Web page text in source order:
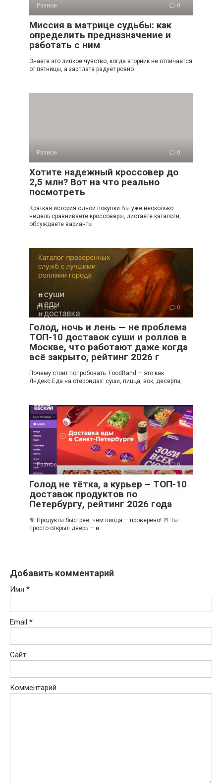
Разное 0
Миссия в матрице судьбы: как
определить предназначение и
работать с ним
Знаете это липкое чувство, когда вторник не отличается
от пятницы, а зарплата радует ровно
Разное 0
Хотите надежный кроссовер до
2,5 млн? Вот на что реально
посмотреть
Краткая история одной покупки Вы уже несколько
недель сравниваете кроссоверы, листаете каталоги,
обсуждаете варианты
Разное 0
Голод, ночь и лень — не проблема
ТОП-10 доставок суши и роллов в
Москве, что работают даже когда
всё закрыто, рейтинг 2026 г
Почему стоит попробовать: FoodBand — это как
Яндекс.Еда на стероидах: суши, пицца, вок, десерты,
Разное 0
Голод не тётка, а курьер – ТОП-10
доставок продуктов по
Петербургу, рейтинг 2026 года
🥦 Продукты быстрее, чем пицца — проверено! 🚪 Ты
просто открыл дверь — и
Добавить комментарий
Имя *
Email *
Сайт
Комментарий